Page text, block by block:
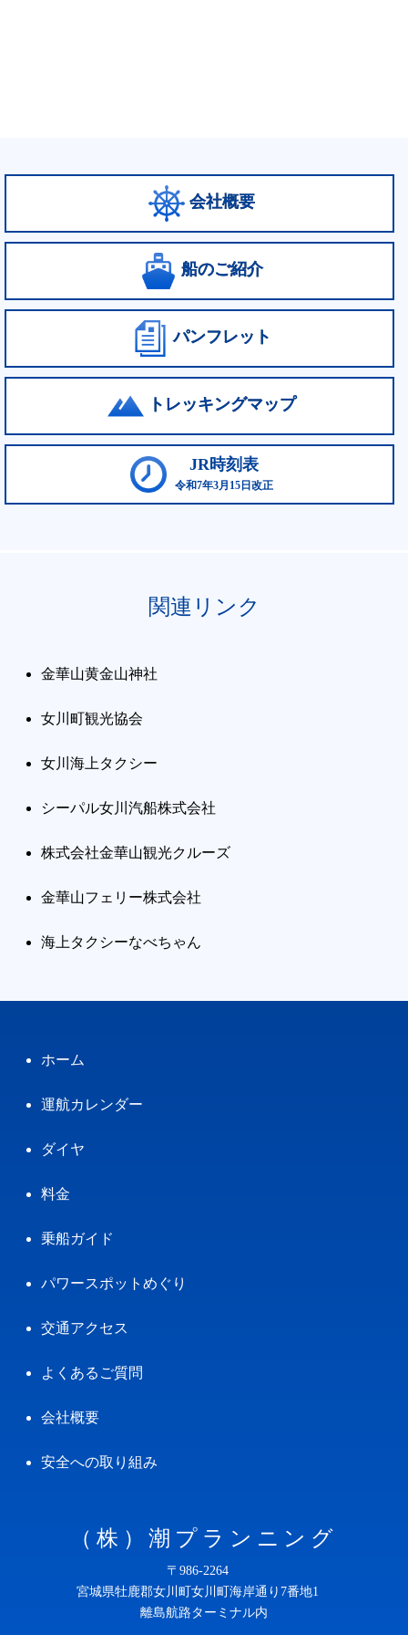
会社概要
船のご紹介
パンフレット
トレッキングマップ
JR時刻表
令和7年3月15日改正
関連リンク
金華山黄金山神社
女川町観光協会
女川海上タクシー
シーパル女川汽船株式会社
株式会社金華山観光クルーズ
金華山フェリー株式会社
海上タクシーなべちゃん
ホーム
運航カレンダー
ダイヤ
料金
乗船ガイド
パワースポットめぐり
交通アクセス
よくあるご質問
会社概要
安全への取り組み
（株）潮プランニング
〒986-2264
宮城県牡鹿郡女川町女川町海岸通り7番地1
離島航路ターミナル内